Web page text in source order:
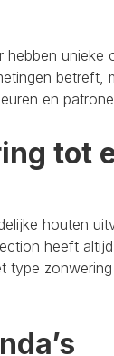
unieke
betreft,
en
tot
houten
heeft
type